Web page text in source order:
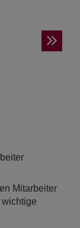
Mitarbeiter